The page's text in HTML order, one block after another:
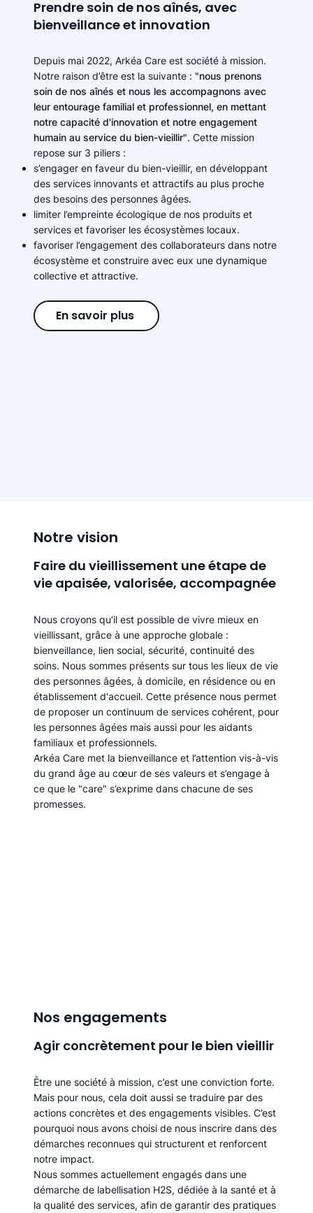
Notre vision
Faire du vieillissement une étape de
vie apaisée, valorisée, accompagnée
Nous croyons qu’il est possible de vivre mieux en
vieillissant, grâce à une approche globale :
bienveillance, lien social, sécurité, continuité des
soins. Nous sommes présents sur tous les lieux de vie
des personnes âgées, à domicile, en résidence ou en
établissement d'accueil. Cette présence nous permet
de proposer un continuum de services cohérent, pour
les personnes âgées mais aussi pour les aidants
familiaux et professionnels.
Arkéa Care met la bienveillance et l’attention vis-à-vis
du grand âge au cœur de ses valeurs et s’engage à
ce que le "care" s’exprime dans chacune de ses
promesses.
Prendre soin de nos aînés, avec
bienveillance et innovation
Depuis mai 2022, Arkéa Care est société à mission.
Notre raison d’être est la suivante : "nous prenons
soin de nos aînés et nous les accompagnons avec
leur entourage familial et professionnel, en mettant
notre capacité d'innovation et notre engagement
humain au service du bien-vieillir". Cette mission
repose sur 3 piliers :
s’engager en faveur du bien-vieillir, en développant
des services innovants et attractifs au plus proche
des besoins des personnes âgées.
limiter l’empreinte écologique de nos produits et
services et favoriser les écosystèmes locaux.
favoriser l’engagement des collaborateurs dans notre
écosystème et construire avec eux une dynamique
collective et attractive.
En savoir plus
Nos engagements
Agir concrètement pour le bien vieillir
Être une société à mission, c’est une conviction forte.
Mais pour nous, cela doit aussi se traduire par des
actions concrètes et des engagements visibles. C’est
pourquoi nous avons choisi de nous inscrire dans des
démarches reconnues qui structurent et renforcent
notre impact.
Nous sommes actuellement engagés dans une
démarche de labellisation H2S, dédiée à la santé et à
la qualité des services, afin de garantir des pratiques